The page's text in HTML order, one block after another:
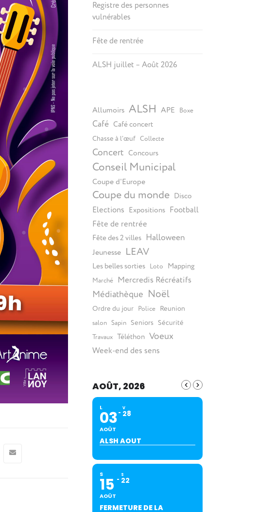
Registre des personnes
vulnérables
Fête de rentrée
ALSH juillet – Août 2026
Allumoirs ALSH APE Boxe
Café Café concert
Chasse à l’œuf Collecte
Concert Concours
Conseil Municipal
Coupe d'Europe
Coupe du monde Disco
Elections Expositions Football
Fête de rentrée
Fête des 2 villes Halloween
Jeunesse LEAV
Les belles sorties Loto Mapping
Marché Mercredis Récréatifs
Médiathèque Noël
Ordre du jour Police Reunion
salon Sapin Seniors Sécurité
Travaux Téléthon Voeux
Week-end des sens
AOÛT, 2026
L
03
AOÛT
V
28
ALSH AOUT
S
15
AOÛT
S
22
FERMETURE DE LA